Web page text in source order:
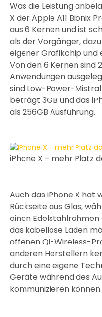
Was die Leistung
X der Apple A11 Bionix
aus 6 Kernen und ist
als der Vorgänger,
eigener Grafikchip und
Von den 6 Kernen sind
Anwendungen
sind Low-Power-
beträgt 3GB und das
als 256GB Ausführung.
iPhone X – mehr Platz
Auch das iPhone X hat
Rückseite aus Glas,
einen Edelstahlrahmen
das kabellose Laden
offenen Qi-Wireless-
anderen Herstellern
durch eine eigene
Geräte während des
kommunizieren können.